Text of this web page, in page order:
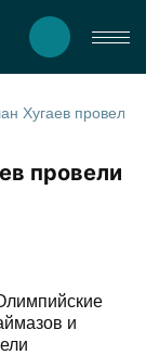
провели
и